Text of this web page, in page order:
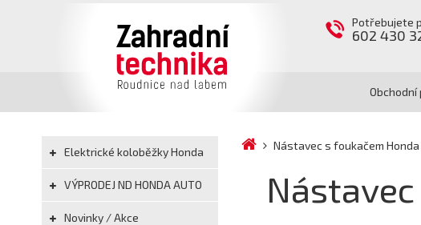
Potřebujete
602 430
Obchodní
Elektrické koloběžky Honda
VÝPRODEJ ND HONDA AUTO
Novinky / Akce
Nástavec s foukačem Honda